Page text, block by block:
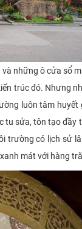
những ô cửa sổ
trúc đó. Nhưng
luôn tâm
sửa, tôn tạo
trường có lịch sử
mát với hàng